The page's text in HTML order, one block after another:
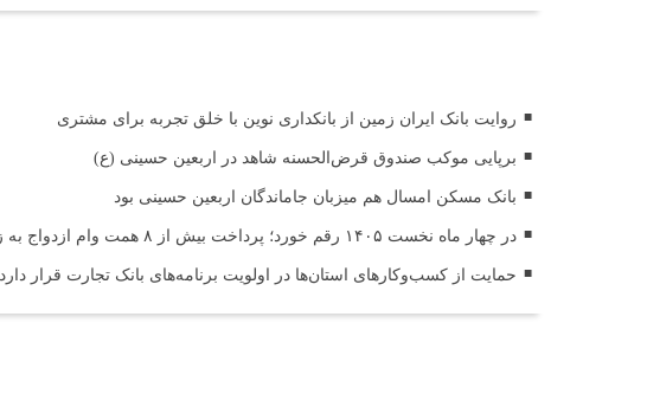
روایت بانک ایران زمین از بانکداری نوین با خلق تجربه برای مشتری
برپایی موکب صندوق قرض‌الحسنه شاهد در اربعین حسینی (ع)
بانک مسکن امسال هم میزبان جاماندگان اربعین حسینی بود
در چهار ماه نخست ۱۴۰۵ رقم خورد؛ پرداخت بیش از ۸ همت وام ازدواج به زوج‌های جوان توسط بانک ملی ایران
حمایت از کسب‌وکارهای استان‌ها در اولویت برنامه‌های بانک تجارت قرار دارد